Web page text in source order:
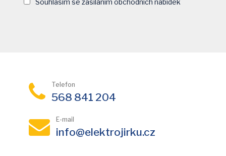
Telefon
568 841 204
E-mail
info@elektrojirku.cz